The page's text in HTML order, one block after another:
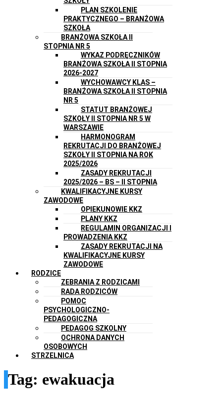
PLAN SZKOLENIE
PRAKTYCZNEGO – BRANŻOWA
SZKOŁA
BRANŻOWA SZKOŁA II
STOPNIA NR 5
WYKAZ PODRĘCZNIKÓW
BRANŻOWA SZKOŁA II STOPNIA
2026-2027
WYCHOWAWCY KLAS –
BRANŻOWA SZKOŁA II STOPNIA
NR 5
STATUT BRANŻOWEJ
SZKOŁY II STOPNIA NR 5 W
WARSZAWIE
HARMONOGRAM
REKRUTACJI DO BRANŻOWEJ
SZKOŁY II STOPNIA NA ROK
2025/2026
ZASADY REKRUTACJI
2025/2026 – BS – II STOPNIA
KWALIFIKACYJNE KURSY
ZAWODOWE
OPIEKUNOWIE KKZ
PLANY KKZ
REGULAMIN ORGANIZACJI I
PROWADZENIA KKZ
ZASADY REKRUTACJI NA
KWALIFIKACYJNE KURSY
ZAWODOWE
RODZICE
ZEBRANIA Z RODZICAMI
RADA RODZICÓW
POMOC
PSYCHOLOGICZNO-
PEDAGOGICZNA
PEDAGOG SZKOLNY
OCHRONA DANYCH
OSOBOWYCH
STRZELNICA
Tag: ewakuacja